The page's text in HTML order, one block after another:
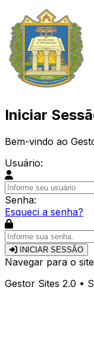
Iniciar
Bem-vindo ao
Usuário:
Senha:
Esqueci a senha?
INICIAR SESSÃO
Navegar para o site
Gestor Sites 2.0 •